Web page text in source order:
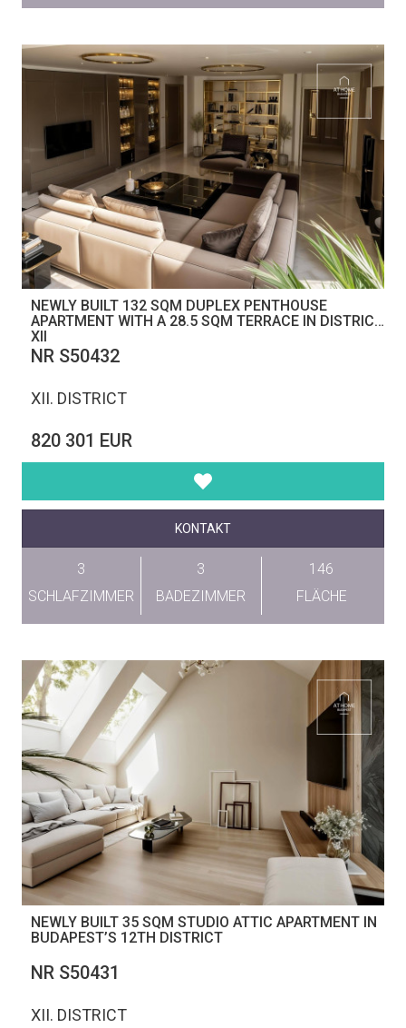
NEWLY BUILT 132 SQM DUPLEX PENTHOUSE
APARTMENT WITH A 28.5 SQM TERRACE IN DISTRICT
XII
NR S50432
XII. DISTRICT
820 301 EUR
KONTAKT
3
SCHLAFZIMMER
3
BADEZIMMER
146
FLÄCHE
NEWLY BUILT 35 SQM STUDIO ATTIC APARTMENT IN
BUDAPEST’S 12TH DISTRICT
NR S50431
XII. DISTRICT